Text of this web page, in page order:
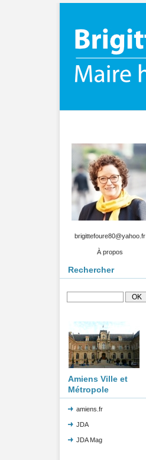
brigittefoure80@yahoo.fr
À propos
Rechercher
Amiens Ville et
Métropole
amiens.fr
JDA
JDA Mag